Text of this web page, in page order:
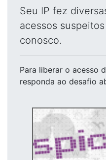
Seu IP fez
acessos
conosco.
Para liberar o acesso
responda ao desafio